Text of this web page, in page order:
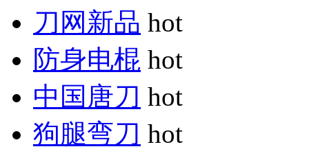
刀网新品 hot
防身电棍 hot
中国唐刀 hot
狗腿弯刀 hot